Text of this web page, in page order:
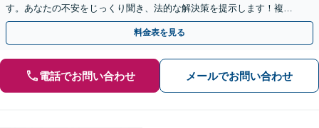
す。あなたの不安をじっくり聞き、法的な解決策を提示します！複雑
な相続問題はお任せください【休日・夜間相談可】
料金表を見る
電話でお問い合わせ メールでお問い合わせ